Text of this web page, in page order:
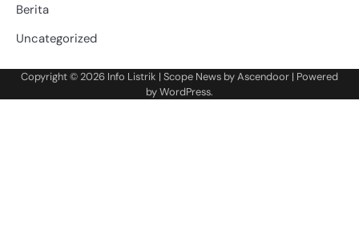
Berita
Uncategorized
Copyright © 2026 Info Listrik | Scope News byAscendoor | Powered
byWordPress.